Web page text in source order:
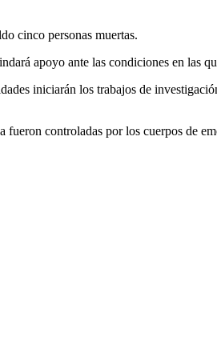
cinco personas muertas.
apoyo ante las condiciones en las
iniciarán los trabajos de
controladas por los cuerpos de